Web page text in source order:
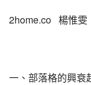
2home.co   楊惟雯
一、部落格的興衰